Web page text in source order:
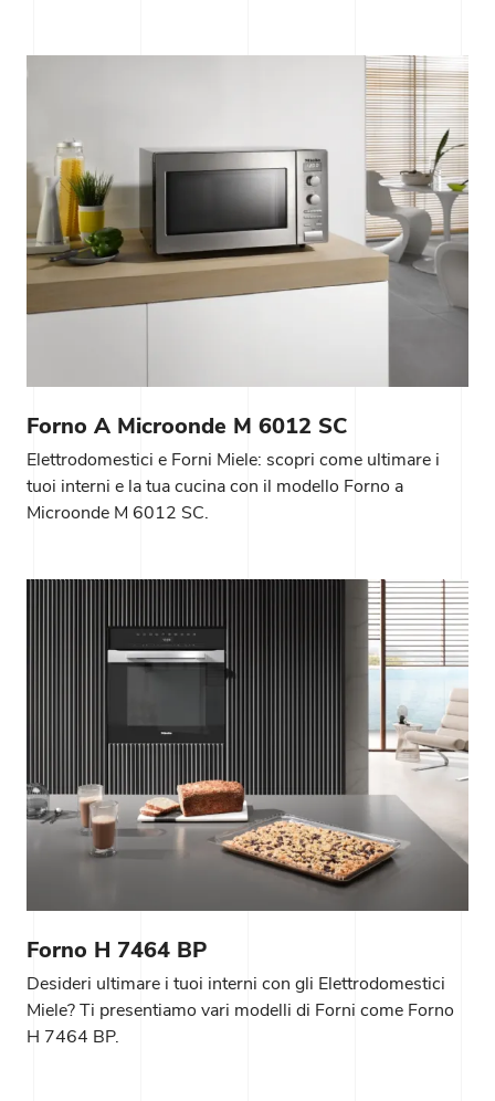
Forno A Microonde M 6012 SC
Elettrodomestici e Forni Miele: scopri come ultimare i
tuoi interni e la tua cucina con il modello Forno a
Microonde M 6012 SC.
Forno H 7464 BP
Desideri ultimare i tuoi interni con gli Elettrodomestici
Miele? Ti presentiamo vari modelli di Forni come Forno
H 7464 BP.